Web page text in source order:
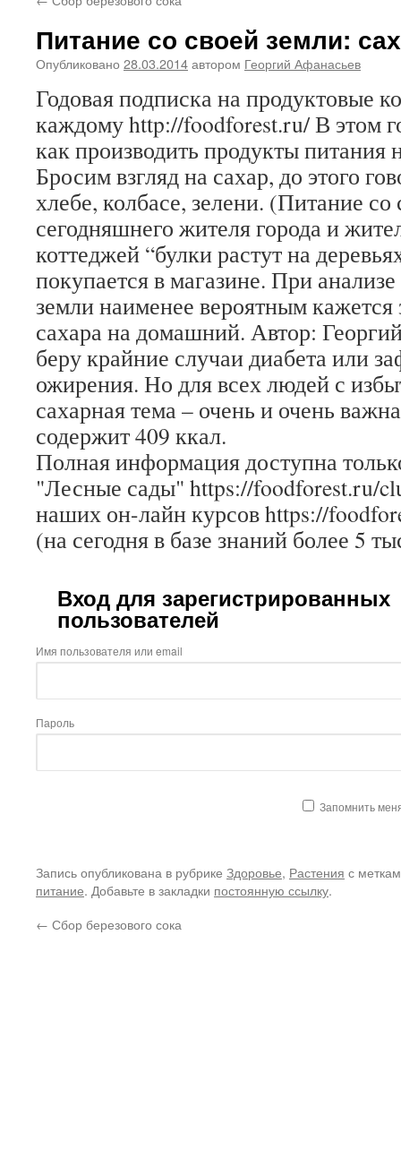
Питание со своей земли:
Опубликовано 28.03.2014автором Георгий Афанасьев
Годовая подписка на продуктовые
каждому http://foodforest.ru/ В этом
как производить продукты питания
Бросим взгляд на сахар, до этого
хлебе, колбасе, зелени. (Питание
сегодняшнего жителя города и
коттеджей “булки растут на
покупается в магазине. При
земли наименее вероятным кажется
сахара на домашний. Автор:
беру крайние случаи диабета или
ожирения. Но для всех людей с
сахарная тема – очень и очень
содержит 409 ккал.
Полная информация доступна
"Лесные сады" https://foodforest.ru/
наших он-лайн курсов https://
(на сегодня в базе знаний более 5
Вход для зарегистрированных
пользователей
Имя пользователя или email
Пароль
Запомнить
Запись опубликована в рубрике Здоровье, Растения с
питание. Добавьте в закладки постоянную ссылку.
← Сбор березового сока